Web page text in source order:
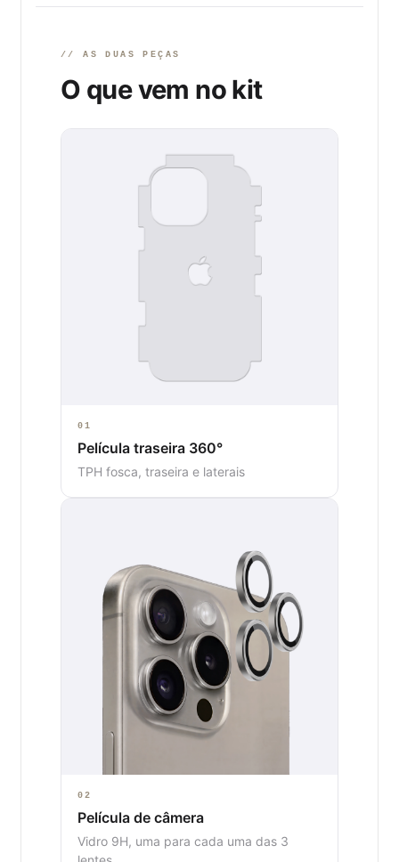
// AS DUAS PEÇAS
O que vem no kit
01
Película traseira 360°
TPH fosca, traseira e laterais
02
Película de câmera
Vidro 9H, uma para cada uma das 3